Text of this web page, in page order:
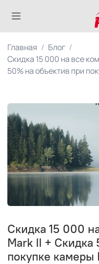
Главная
Блог
Скидка 15 000 на все
50% на объектив при
Скидка 15 000
Mark II + Скидка
покупке камеры